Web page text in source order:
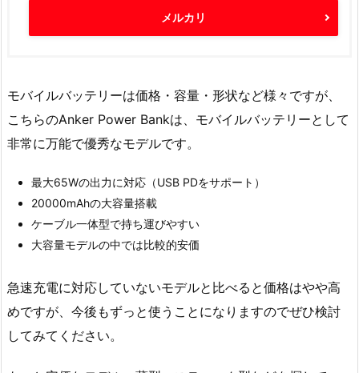
メルカリ
モバイルバッテリーは価格・容量・形状など様々ですが、
こちらのAnker Power Bankは、モバイルバッテリーとして
非常に万能で優秀なモデルです。
最大65Wの出力に対応（USB PDをサポート）
20000mAhの大容量搭載
ケーブル一体型で持ち運びやすい
大容量モデルの中では比較的安価
急速充電に対応していないモデルと比べると価格はやや高
めですが、今後もずっと使うことになりますのでぜひ検討
してみてください。